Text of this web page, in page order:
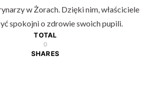
w Żorach. Dzięki nim, właściciele
spokojni o zdrowie swoich pupili.
TOTAL
0
SHARES